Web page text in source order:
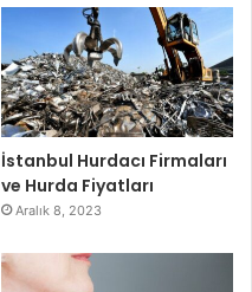
İstanbul Hurdacı Firmaları
ve Hurda Fiyatları
Aralık 8, 2023